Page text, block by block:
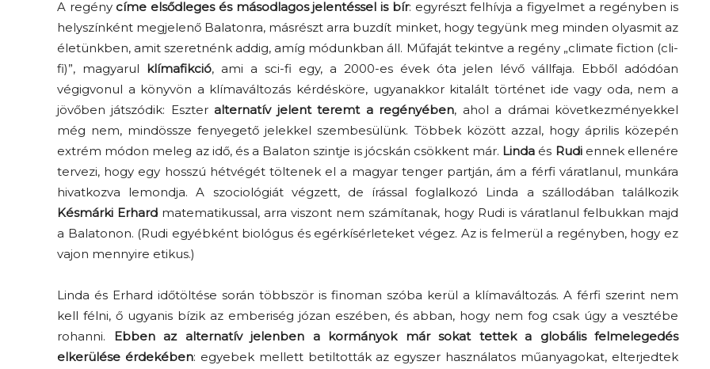
A regény címe elsődleges és másodlagos jelentéssel is bír: egyrészt felhívja a figyelmet a regényben is
helyszínként megjelenő Balatonra, másrészt arra buzdít minket, hogy tegyünk meg minden olyasmit az
életünkben, amit szeretnénk addig, amíg módunkban áll. Műfaját tekintve a regény „climate fiction (cli-
fi)”, magyarul klímafikció, ami a sci-fi egy, a 2000-es évek óta jelen lévő vállfaja. Ebből adódóan
végigvonul a könyvön a klímaváltozás kérdésköre, ugyanakkor kitalált történet ide vagy oda, nem a
jövőben játszódik: Eszter alternatív jelent teremt a regényében, ahol a drámai következményekkel
még nem, mindössze fenyegető jelekkel szembesülünk. Többek között azzal, hogy április közepén
extrém módon meleg az idő, és a Balaton szintje is jócskán csökkent már. Linda és Rudiennek ellenére
tervezi, hogy egy hosszú hétvégét töltenek el a magyar tenger partján, ám a férfi váratlanul, munkára
hivatkozva lemondja. A szociológiát végzett, de írással foglalkozó Linda a szállodában találkozik
Késmárki Erhard matematikussal, arra viszont nem számítanak, hogy Rudi is váratlanul felbukkan majd
a Balatonon. (Rudi egyébként biológus és egérkísérleteket végez. Az is felmerül a regényben, hogy ez
vajon mennyire etikus.)
Linda és Erhard időtöltése során többször is finoman szóba kerül a klímaváltozás. A férfi szerint nem
kell félni, ő ugyanis bízik az emberiség józan eszében, és abban, hogy nem fog csak úgy a vesztébe
rohanni. Ebben az alternatív jelenben a kormányok már sokat tettek a globális felmelegedés
elkerülése érdekében: egyebek mellett betiltották az egyszer használatos műanyagokat, elterjedtek